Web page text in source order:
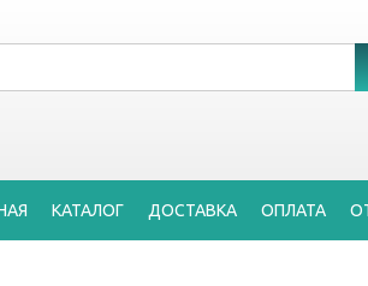
КАТАЛОГ ДОСТАВКА ОПЛАТА